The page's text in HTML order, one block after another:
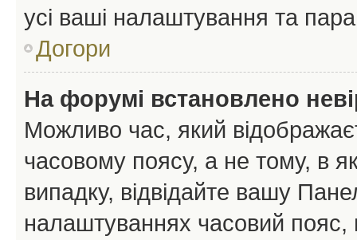
усі ваші налаштування та
Догори
На форумі встановлено
Можливо час, який
часовому поясу, а не тому, в
випадку, відвідайте вашу
налаштуваннях часовий пояс,